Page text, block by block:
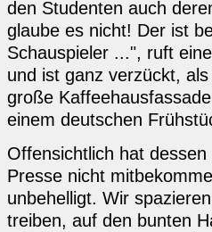
den Studenten auch
glaube es nicht! Der ist
Schauspieler ...", ruft
und ist ganz verzückt,
große
einem deutschen
Offensichtlich hat
Presse nicht
unbehelligt. Wir
treiben, auf den bunten